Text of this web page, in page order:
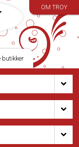
OM TROY
butikker